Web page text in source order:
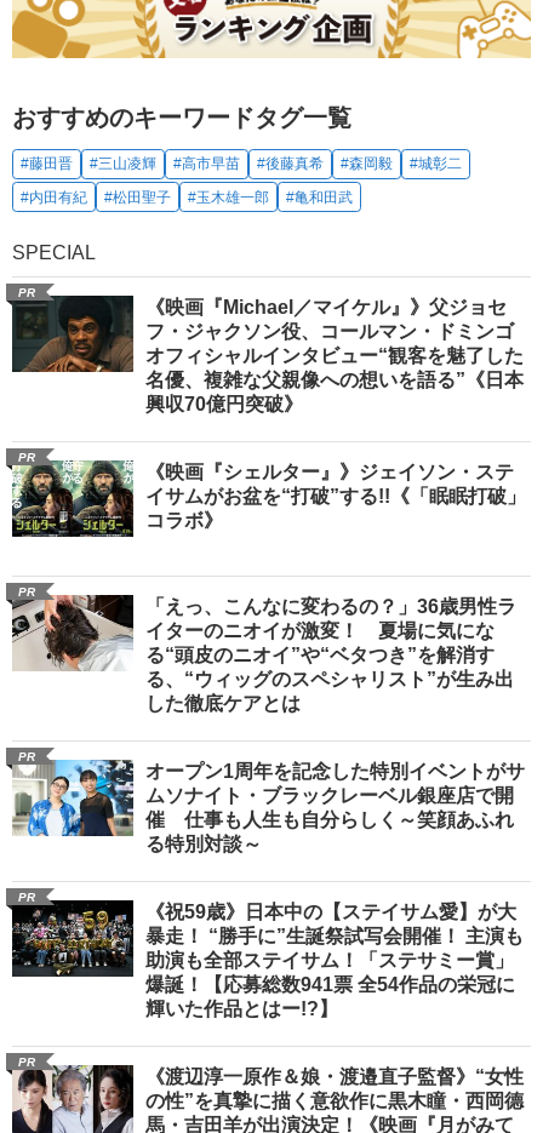
おすすめのキーワードタグ一覧
#藤田晋 #三山凌輝 #高市早苗 #後藤真希 #森岡毅
#城彰二
#内田有紀
#松田聖子 #玉木雄一郎 #亀和田武
SPECIAL
PR
《映画『Michael／マイケル』》父ジョセ
フ・ジャクソン役、コールマン・ドミンゴ
オフィシャルインタビュー“観客を魅了した
名優、複雑な父親像への想いを語る”《日本
興収70億円突破》
PR
《映画『シェルター』》ジェイソン・ステ
イサムがお盆を“打破”する!!《「眠眠打破」
コラボ》
PR
「えっ、こんなに変わるの？」36歳男性ラ
イターのニオイが激変！ 夏場に気にな
る“頭皮のニオイ”や“ベタつき”を解消す
る、“ウィッグのスペシャリスト”が生み出
した徹底ケアとは
PR
オープン1周年を記念した特別イベントがサ
ムソナイト・ブラックレーベル銀座店で開
催 仕事も人生も自分らしく～笑顔あふれ
る特別対談～
PR
《祝59歳》日本中の【ステイサム愛】が大
暴走！ “勝手に”生誕祭試写会開催！ 主演も
助演も全部ステイサム！「ステサミー賞」
爆誕！【応募総数941票 全54作品の栄冠に
輝いた作品とはー!?】
PR
《渡辺淳一原作＆娘・渡邉直子監督》“女性
の性”を真摯に描く意欲作に黒木瞳・西岡德
馬・吉田羊が出演決定！《映画『月がみて